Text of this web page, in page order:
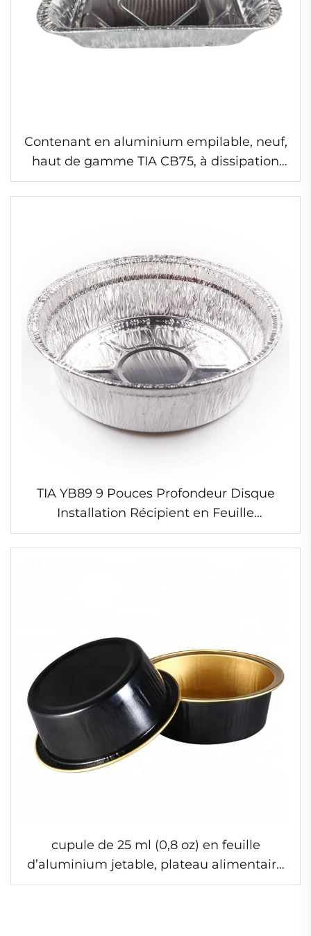
Contenant en aluminium empilable, neuf,
haut de gamme TIA CB75, à dissipation
thermique rapide, de 14 pouces,
rectangulaire, à disque, pour stockage,
TIA YB89 9 Pouces Profondeur Disque
Installation Récipient en Feuille
d'Aluminium Lourd Bac à Cuisson pour
Homard Récipient en Feuille Anti-Rouille
cupule de 25 ml (0,8 oz) en feuille
d’aluminium jetable, plateau alimentaire
en aluminium, récipient en feuille, surface